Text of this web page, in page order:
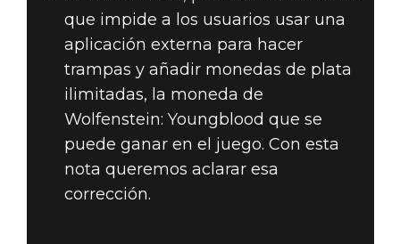
que impide a los usuarios usar una
aplicación externa para hacer
trampas y añadir monedas de plata
ilimitadas, la moneda de
Wolfenstein: Youngblood que se
puede ganar en el juego. Con esta
nota queremos aclarar esa
corrección.